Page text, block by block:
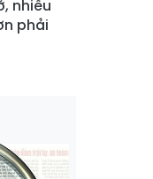
nhiều
phải